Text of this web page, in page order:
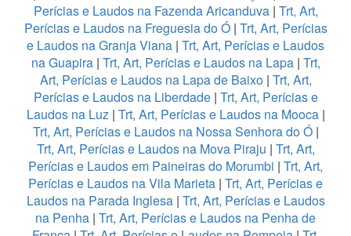
Perícias e Laudos na Fazenda Aricanduva| Trt, Art,
Perícias e Laudos na Freguesia do Ó| Trt, Art, Perícias
e Laudos na Granja Viana | Trt, Art, Perícias e Laudos
na Guapira| Trt, Art, Perícias e Laudos na Lapa| Trt,
Art, Perícias e Laudos na Lapa de Baixo | Trt, Art,
Perícias e Laudos na Liberdade | Trt, Art, Perícias e
Laudos na Luz| Trt, Art, Perícias e Laudos na Mooca|
Trt, Art, Perícias e Laudos na Nossa Senhora do Ó|
Trt, Art, Perícias e Laudos na Mova Piraju | Trt, Art,
Perícias e Laudos em Paineiras do Morumbi | Trt, Art,
Perícias e Laudos na Vila Marieta | Trt, Art, Perícias e
Laudos na Parada Inglesa | Trt, Art, Perícias e Laudos
na Penha | Trt, Art, Perícias e Laudos na Penha de